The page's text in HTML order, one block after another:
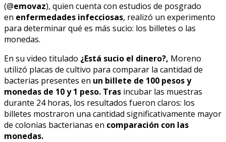
(@emovaz), quien cuenta con estudios de posgrado
en enfermedades infecciosas, realizó un experimento
para determinar qué es más sucio: los billetes o las
monedas.
En su video titulado ¿Está sucio el dinero?, Moreno
utilizó placas de cultivo para comparar la cantidad de
bacterias presentes en un billete de 100 pesos y
monedas de 10 y 1 peso. Tras incubar las muestras
durante 24 horas, los resultados fueron claros: los
billetes mostraron una cantidad significativamente mayor
de colonias bacterianas en comparación con las
monedas.